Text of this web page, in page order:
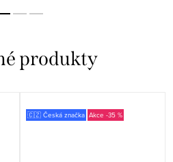
🇨🇿 Česká značka -35 %